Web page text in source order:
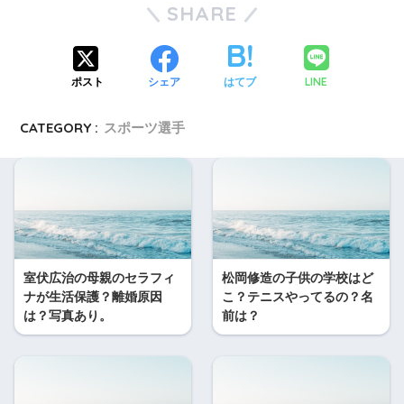
SHARE
ポスト シェア はてブ LINE
CATEGORY : スポーツ選手
室伏広治の母親のセラフィ
ナが生活保護？離婚原因
は？写真あり。
松岡修造の子供の学校はど
こ？テニスやってるの？名
前は？